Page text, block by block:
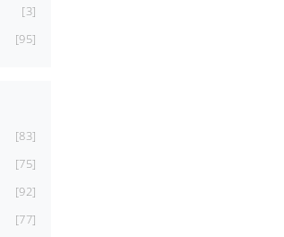
3
95
83
75
92
77